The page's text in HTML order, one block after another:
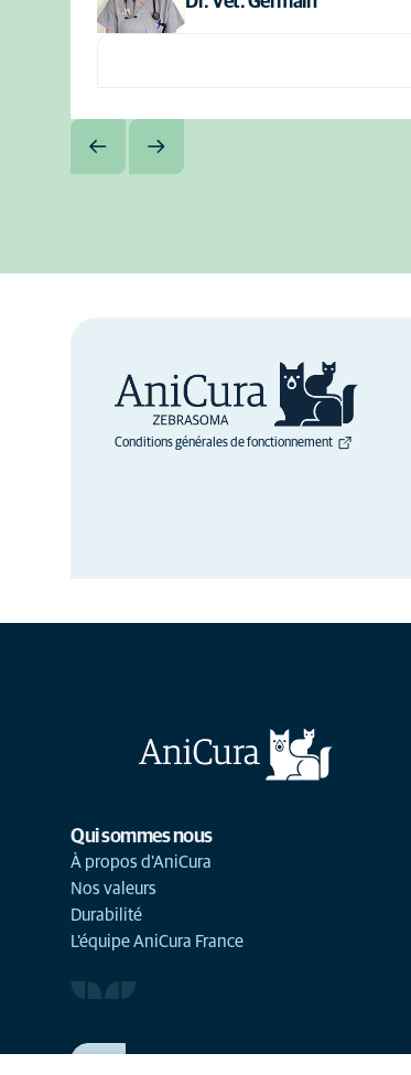
Conditions générales de fonctionnement
Qui sommes nous
À propos d'AniCura
Nos valeurs
Durabilité
L'équipe AniCura France